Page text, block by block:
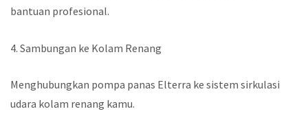
bantuan profesional.
4. Sambungan ke Kolam Renang
Menghubungkan pompa panas Elterra ke sistem sirkulasi
udara kolam renang kamu.